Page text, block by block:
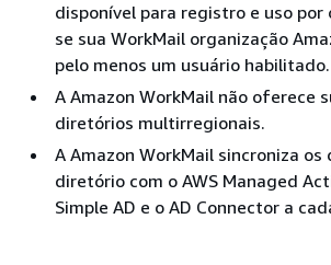
disponível para registro e uso
se sua WorkMail organização
pelo menos um usuário habilitado.
A Amazon WorkMail não oferece
diretórios multirregionais.
A Amazon WorkMail sincroniza os
diretório com o AWS Managed
Simple AD e o AD Connector a